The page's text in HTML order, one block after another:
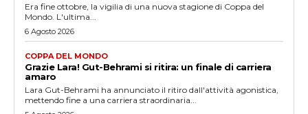
Era fine ottobre, la vigilia di una nuova stagione di Coppa del
Mondo. L'ultima...
6 Agosto 2026
COPPA DEL MONDO
Grazie Lara! Gut-Behrami si ritira: un finale di carriera
amaro
Lara Gut-Behrami ha annunciato il ritiro dall'attività agonistica,
mettendo fine a una carriera straordinaria...